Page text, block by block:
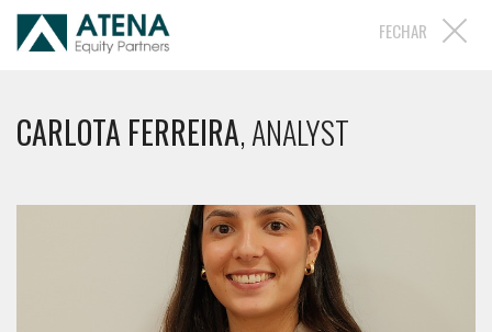
FECHAR
CARLOTA FERREIRA, ANALYST